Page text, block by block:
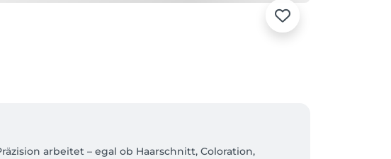
arbeitet – egal ob Haarschnitt, Coloration,